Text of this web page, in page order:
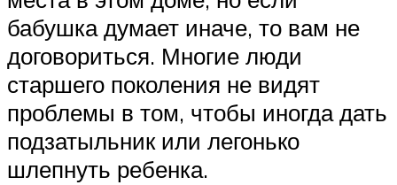
бабушка думает иначе, то вам не
договориться. Многие люди
старшего поколения не видят
проблемы в том, чтобы иногда дать
подзатыльник или легонько
шлепнуть ребенка.